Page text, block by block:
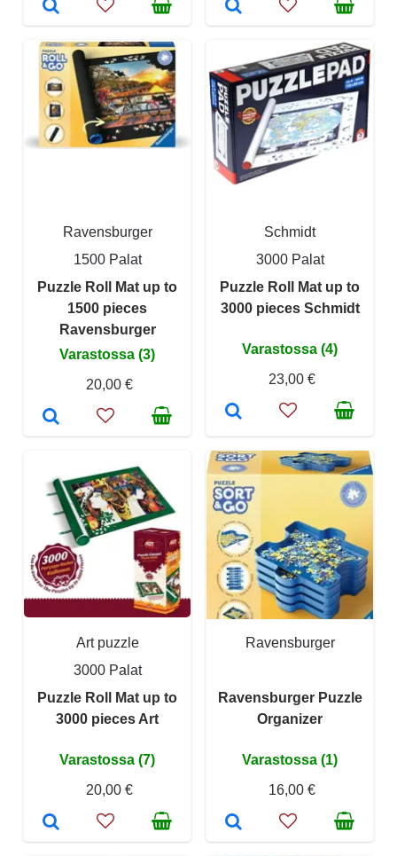
Ravensburger
1500 Palat
Puzzle Roll Mat up to
1500 pieces
Ravensburger
Varastossa (3)
20,00 €
Schmidt
3000 Palat
Puzzle Roll Mat up to
3000 pieces Schmidt
Varastossa (4)
23,00 €
Art puzzle
3000 Palat
Puzzle Roll Mat up to
3000 pieces Art
Varastossa (7)
20,00 €
Ravensburger
Ravensburger Puzzle
Organizer
Varastossa (1)
16,00 €